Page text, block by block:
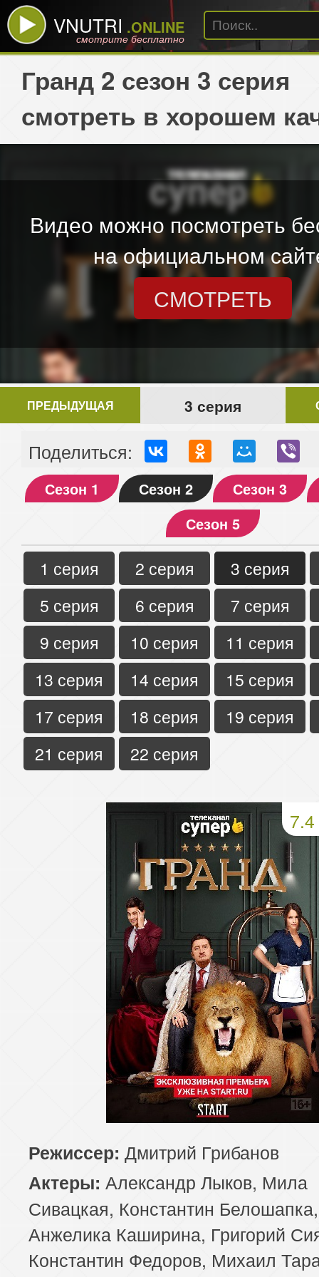
VNUTRI .ONLINE
смотрите бесплатно
Гранд 2 сезон 3 серия
смотреть в хорошем
Видео можно посмотреть
на официальном
СМОТРЕТЬ
ПРЕДЫДУЩАЯ 3 серия
Поделиться:
Сезон 1 Сезон 2
Сезон 3
Сезон 5
1 серия 2 серия
3 серия
5 серия
6 серия
7 серия
9 серия
10 серия
11 серия
13 серия
14 серия
15 серия
17 серия
18 серия
19 серия
21 серия
22 серия
7.4
Режиссер: Дмитрий Грибанов
Актеры: Александр Лыков, Мила
Сивацкая, Константин Белошапка,
Анжелика Каширина, Григорий
Константин Федоров, Михаил